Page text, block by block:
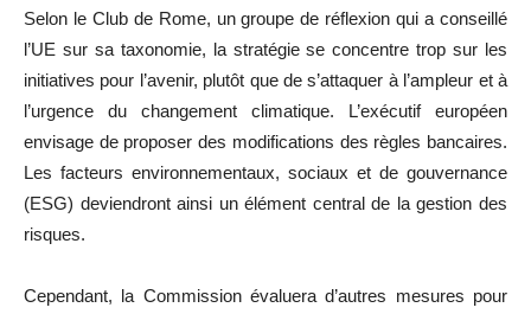
Selon le Club de Rome, un groupe de réflexion qui a conseillé
l’UE sur sa taxonomie, la stratégie se concentre trop sur les
initiatives pour l’avenir, plutôt que de s’attaquer à l’ampleur et à
l’urgence du changement climatique. L’exécutif européen
envisage de proposer des modifications des règles bancaires.
Les facteurs environnementaux, sociaux et de gouvernance
(ESG) deviendront ainsi un élément central de la gestion des
risques.
Cependant, la Commission évaluera d’autres mesures pour